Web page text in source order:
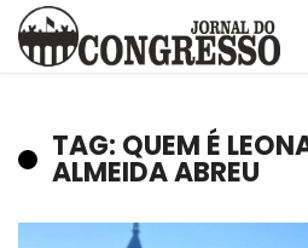
TAG: QUEM É
ALMEIDA ABREU